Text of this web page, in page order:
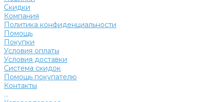
Скидки
Компания
Политика конфиденциальности
Помощь
Покупки
Условия оплаты
Условия доставки
Система скидок
Помощь покупателю
Контакты
...